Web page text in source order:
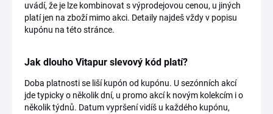
uvádí, že je lze kombinovat s výprodejovou cenou, u jiných
platí jen na zboží mimo akci. Detaily najdeš vždy v popisu
kupónu na této stránce.
Jak dlouho Vitapur slevový kód platí?
Doba platnosti se liší kupón od kupónu. U sezónních akcí
jde typicky o několik dní, u promo akcí k novým kolekcím i o
několik týdnů. Datum vypršení vidíš u každého kupónu,